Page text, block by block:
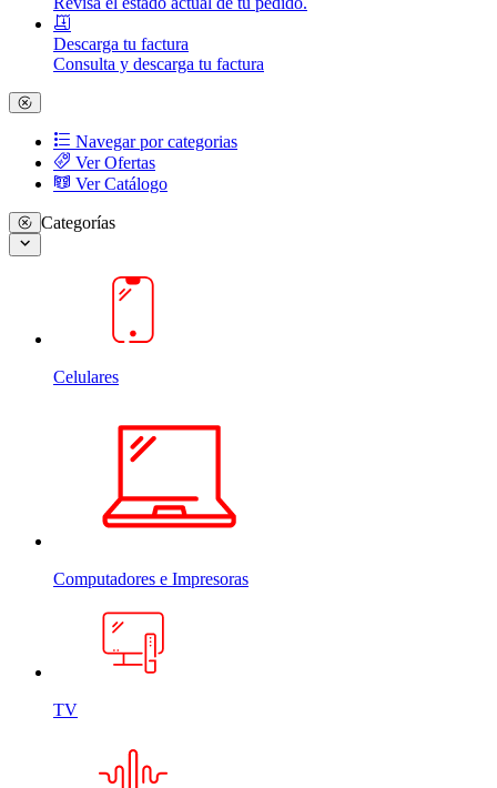
Descarga tu factura
Consulta y descarga tu factura
Navegar por categorias
Ver Ofertas
Ver Catálogo
Categorías
Celulares
Computadores e Impresoras
TV